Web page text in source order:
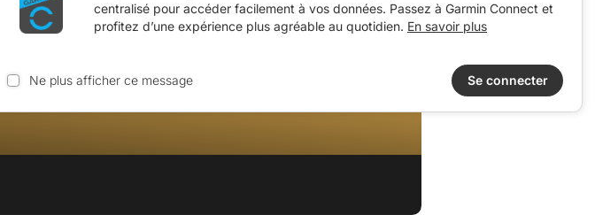
centralisé pour accéder facilement à vos données. Passez à Garmin Connect et
profitez d’une expérience plus agréable au quotidien. En savoir plus
Ne plus afficher ce message Se connecter